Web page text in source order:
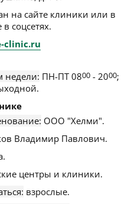
на сайте клиники или в
соцсетях.
clinic.ru
недели: ПН-ПТ 0800 - 2000;
ООО "Хелми".
Владимир Павлович.
центры и клиники.
взрослые.